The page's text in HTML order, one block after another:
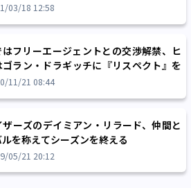
リーザを獲得
03/18 12:58
はフリーエージェントとの交渉解禁、ヒ
ゴラン・ドラギッチに『リスペクト』を
延長
11/21 08:44
ザーズのデイミアン・リラード、仲間と
を称えてシーズンを終える
05/21 20:12